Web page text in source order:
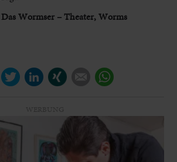
Wormser – Theater, Worms
FacebookTwitterLinkedIn E-mail